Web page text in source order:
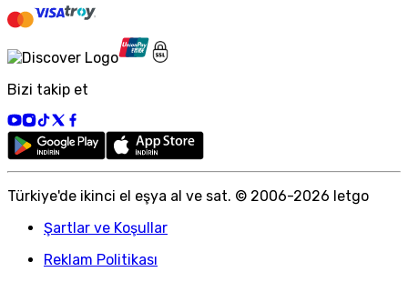
Bizi takip et
Türkiye'de ikinci el eşya al ve sat. © 2006-2026 letgo
Şartlar ve Koşullar
Reklam Politikası